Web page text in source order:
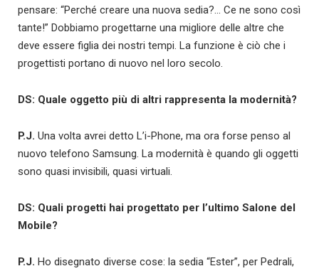
pensare: “Perché creare una nuova sedia?… Ce ne sono così
tante!” Dobbiamo progettarne una migliore delle altre che
deve essere figlia dei nostri tempi. La funzione è ciò che i
progettisti portano di nuovo nel loro secolo.
DS: Quale oggetto più di altri rappresenta la modernità?
P.J. Una volta avrei detto L’i-Phone, ma ora forse penso al
nuovo telefono Samsung. La modernità è quando gli oggetti
sono quasi invisibili, quasi virtuali.
DS: Quali progetti hai progettato per l’ultimo Salone del
Mobile?
P.J. Ho disegnato diverse cose: la sedia “Ester”, per Pedrali,